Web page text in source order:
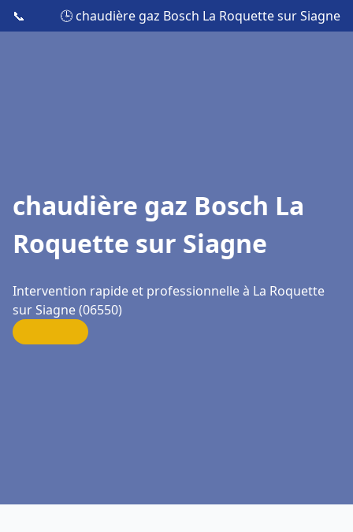
📞 🕒 chaudière gaz Bosch La Roquette sur Siagne
chaudière gaz Bosch La
Roquette sur Siagne
Intervention rapide et professionnelle à La Roquette
sur Siagne (06550)